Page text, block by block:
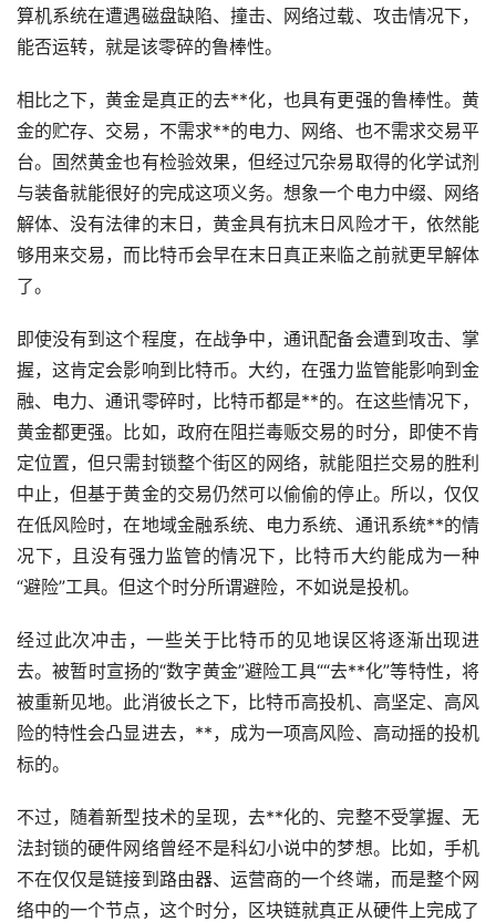
算机系统在遭遇磁盘缺陷、撞击、网络过载、攻击情况下，
能否运转，就是该零碎的鲁棒性。
相比之下，黄金是真正的去**化，也具有更强的鲁棒性。黄
金的贮存、交易，不需求**的电力、网络、也不需求交易平
台。固然黄金也有检验效果，但经过冗杂易取得的化学试剂
与装备就能很好的完成这项义务。想象一个电力中缀、网络
解体、没有法律的末日，黄金具有抗末日风险才干，依然能
够用来交易，而比特币会早在末日真正来临之前就更早解体
了。
即使没有到这个程度，在战争中，通讯配备会遭到攻击、掌
握，这肯定会影响到比特币。大约，在强力监管能影响到金
融、电力、通讯零碎时，比特币都是**的。在这些情况下，
黄金都更强。比如，政府在阻拦毒贩交易的时分，即使不肯
定位置，但只需封锁整个街区的网络，就能阻拦交易的胜利
中止，但基于黄金的交易仍然可以偷偷的停止。所以，仅仅
在低风险时，在地域金融系统、电力系统、通讯系统**的情
况下，且没有强力监管的情况下，比特币大约能成为一种
“避险”工具。但这个时分所谓避险，不如说是投机。
经过此次冲击，一些关于比特币的见地误区将逐渐出现进
去。被暂时宣扬的“数字黄金”避险工具““去**化”等特性，将
被重新见地。此消彼长之下，比特币高投机、高坚定、高风
险的特性会凸显进去，**，成为一项高风险、高动摇的投机
标的。
不过，随着新型技术的呈现，去**化的、完整不受掌握、无
法封锁的硬件网络曾经不是科幻小说中的梦想。比如，手机
不在仅仅是链接到路由器、运营商的一个终端，而是整个网
络中的一个节点，这个时分，区块链就真正从硬件上完成了